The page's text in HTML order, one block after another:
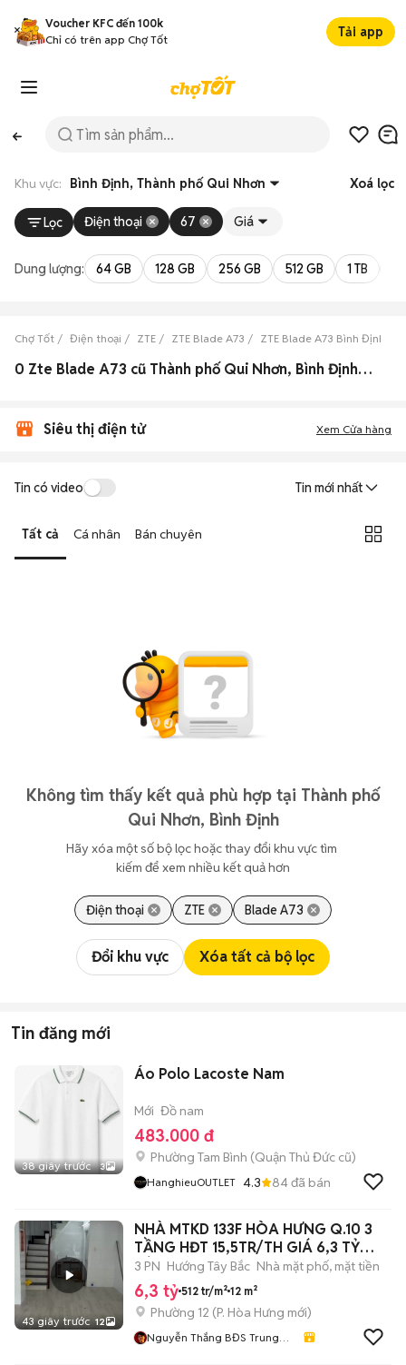
Voucher KFC đến 100k
Chỉ có trên app Chợ Tốt
Tải app
Khu vực: Bình Định, Thành phố Qui Nhơn Xoá lọc
Lọc Điện thoại 67 Giá
Dung lượng: 64 GB 128 GB 256 GB 512 GB 1 TB
Chợ Tốt Điện thoại ZTE ZTE Blade A73 ZTE Blade A73 Bình Định
0 Zte Blade A73 cũ Thành phố Qui Nhơn, Bình Định đẹp
Siêu thị điện tử Xem Cửa hàng
Tin có video Tin mới nhất
Tất cả Cá nhân Bán chuyên
Không tìm thấy kết quả phù hợp tại Thành phố
Qui Nhơn, Bình Định
Hãy xóa một số bộ lọc hoặc thay đổi khu vực tìm
kiếm để xem nhiều kết quả hơn
Điện thoại ZTE Blade A73
Đổi khu vực Xóa tất cả bộ lọc
Tin đăng mới
38 giây trước 3
Áo Polo Lacoste Nam
Mới Đồ nam
483.000 đ
Phường Tam Bình (Quận Thủ Đức cũ)
HanghieuOUTLET 4.3 84đã bán
43 giây trước 12
NHÀ MTKD 133F HÒA HƯNG Q.10 3
TẦNG HĐT 15,5TR/TH GIÁ 6,3 TỶ
CÒN BỚT
3 PN Hướng Tây Bắc Nhà mặt phố, mặt tiền
6,3 tỷ 512 tr/m² 12 m²
Phường 12 (P. Hòa Hưng mới)
Nguyễn Thắng BĐS Trung